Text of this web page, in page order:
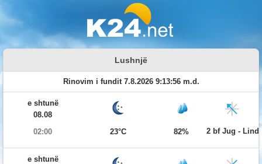
Lushnjë
Rinovim i fundit 7.8.2026 9:13:56 m.d.
e shtunë
08.08
02:00
23°C 82% 2 bf Jug -
e shtunë